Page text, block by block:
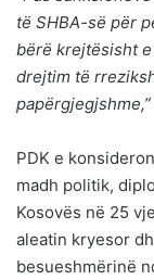
të SHBA-së për
bërë krejtësisht
drejtim të
papërgjegjshme,”
PDK e
madh politik,
Kosovës në 25
aleatin kryesor
besueshmërinë